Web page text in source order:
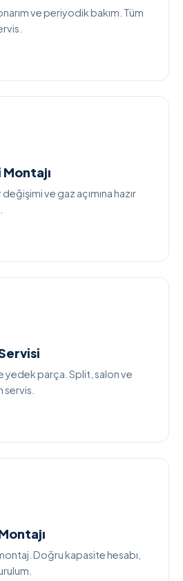
ve periyodik bakım. Tüm
ve gaz açımına hazır
yedek parça. Split, salon ve
servis.
Doğru kapasite hesabı,